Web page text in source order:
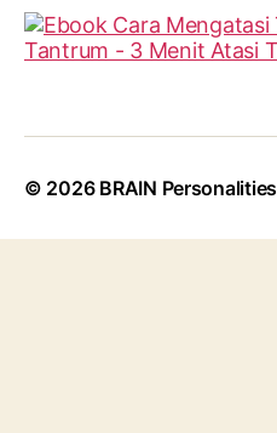
© 2026 BRAIN Personalities